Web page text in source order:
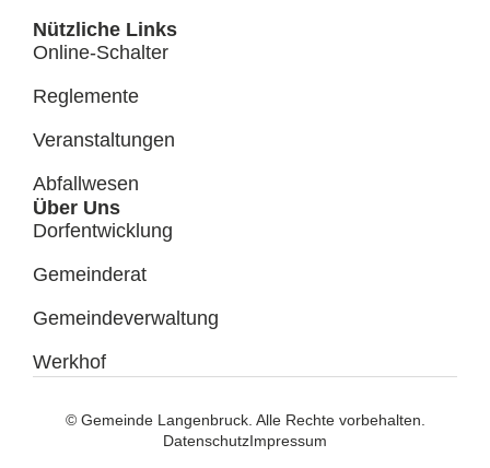
Nützliche Links
Online-Schalter
Reglemente
Veranstaltungen
Abfallwesen
Über Uns
Dorfentwicklung
Gemeinderat
Gemeindeverwaltung
Werkhof
© Gemeinde Langenbruck. Alle Rechte vorbehalten.
DatenschutzImpressum